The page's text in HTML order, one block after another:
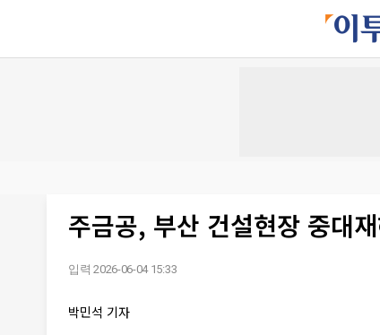
주금공, 부산 건설현장 중대
입력 2026-06-04 15:33
박민석 기자